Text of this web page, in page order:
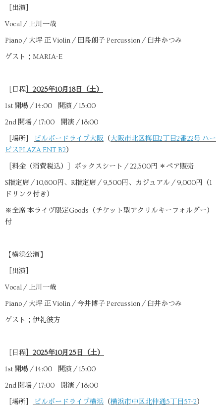
［出演］
Vocal／上川一哉
Piano／大坪 正 Violin／田島朗子 Percussion／臼井かつみ
ゲスト：MARIA-E
［日程 ］2025年10月18日（土）
1st 開場／14:00 開演／15:00
2nd 開場／17:00 開演／18:00
［場所］ ビルボードライブ大阪 （大阪市北区梅田2丁目2番22号 ハー
ビスPLAZA ENT B2）
［料金（消費税込）］ボックスシート／22,300円 ＊ペア販売
S指定席／10,600円、R指定席／9,500円、カジュアル／9,000円（1
ドリンク付き）
※全席 本ライヴ限定Goods（チケット型アクリルキーフォルダー）
付
【横浜公演】
［出演］
Vocal／上川一哉
Piano／大坪 正 Violin／今井博子 Percussion／臼井かつみ
ゲスト：伊礼彼方
［日程 ］2025年10月25日（土）
1st 開場／14:00 開演／15:00
2nd 開場／17:00 開演／18:00
［場所］ ビルボードライブ横浜 （横浜市中区北仲通5丁目57-2）